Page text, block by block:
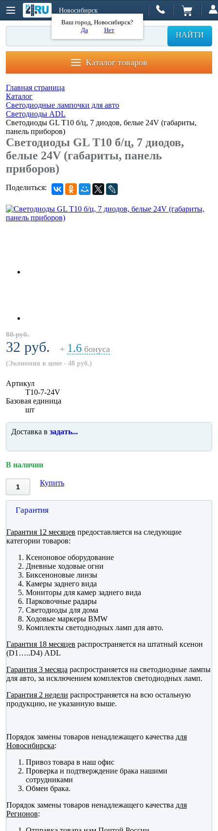
Новосибирск
Ваш город, Новосибирск?
Да
Нет
НАЙТИ
Каталог товаров
Главная страница
Каталог
Светодиодные лампочки для авто
Светодиоды ADL
Светодиоды GL T10 б/ц, 7 диодов, белые 24V (габариты,
панель приборов)
Светодиоды GL T10 б/ц, 7 диодов,
белые 24V (габариты, панель
приборов)
Поделиться:
80 руб.
32 руб. + 1.6 бонуса
(Экономия в цене - 48 руб.)
Артикул
T10-7-24V
Базовая единица
шт
Доставка в задать...
В наличии
Купить
Гарантия
Гарантия 12 месяцев предоставляется на следующие
категории товаров:
Ксеноновое оборудование
Дневные ходовые огни
Биксеноновые линзы
Камеры заднего вида
Мониторы для камер заднего вида
Парковочные радары
Светодиоды для дома
Ходовые маркеры BMW
Комплекты светодиодных ламп для авто.
Гарантия 18 месяцев распространяется на штатный ксенон
(D1…..D4) ADL
Гарантия 3 месяца распространяется на светодиодные лампы
для авто, за исключением комплектов светодиодных ламп.
Гарантия 2 недели распространяется на всю остальную
продукцию, не указанную выше.
Порядок замены товаров ненадлежащего качества для
Новосибирска:
Привоз товара в наш офис
Проверка и подтверждение брака нашими
сотрудниками
Обмен брака.
Порядок замены товаров ненадлежащего качества для
Регионов: